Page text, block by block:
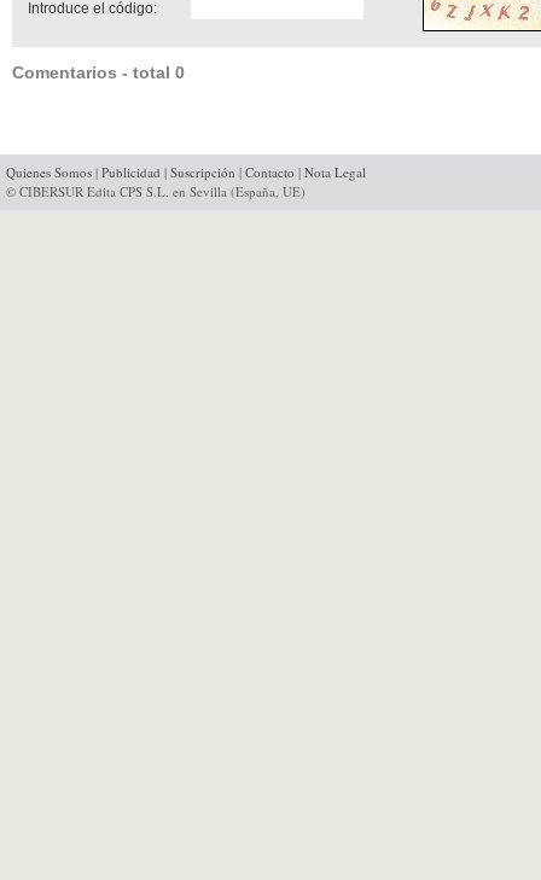
Introduce el código:
Comentarios - total 0
Quienes Somos | Publicidad | Suscripción | Contacto | Nota Legal
© CIBERSUR Edita CPS S.L. en Sevilla (España, UE)